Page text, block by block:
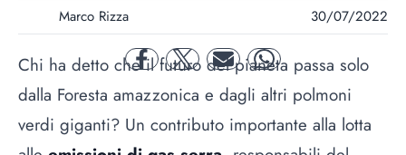
Marco Rizza 30/07/2022
facebooktwitter mail whatsapp
Chi ha detto che il futuro del pianeta passa solo
dalla Foresta amazzonica e dagli altri polmoni
verdi giganti? Un contributo importante alla lotta